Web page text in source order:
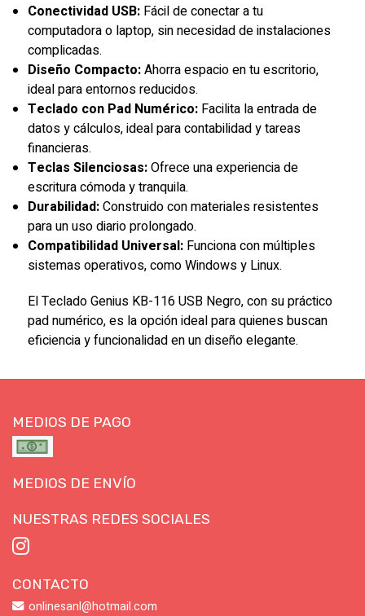
Conectividad USB:Fácil de conectar a tu
computadora o laptop, sin necesidad de instalaciones
complicadas.
Diseño Compacto:Ahorra espacio en tu escritorio,
ideal para entornos reducidos.
Teclado con Pad Numérico:Facilita la entrada de
datos y cálculos, ideal para contabilidad y tareas
financieras.
Teclas Silenciosas:Ofrece una experiencia de
escritura cómoda y tranquila.
Durabilidad:Construido con materiales resistentes
para un uso diario prolongado.
Compatibilidad Universal:Funciona con múltiples
sistemas operativos, como Windows y Linux.
El Teclado Genius KB-116 USB Negro, con su práctico
pad numérico, es la opción ideal para quienes buscan
eficiencia y funcionalidad en un diseño elegante.
MEDIOS DE PAGO
MEDIOS DE ENVÍO
NUESTRAS REDES SOCIALES
CONTACTO
onlinesanl@hotmail.com